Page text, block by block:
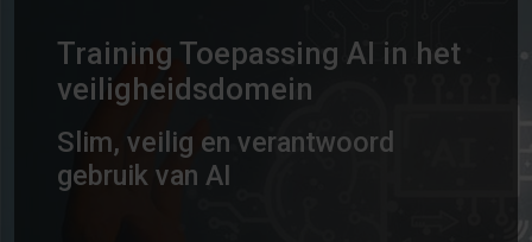
Training Toepassing AI in het
veiligheidsdomein
Slim, veilig en verantwoord
gebruik van AI